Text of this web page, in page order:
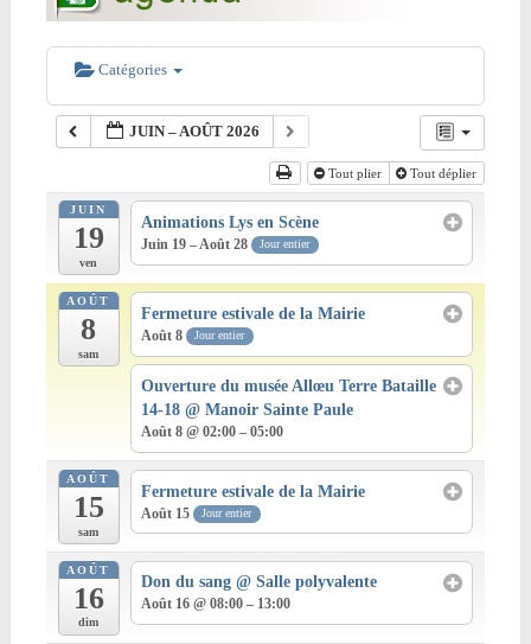
Catégories
JUIN – AOÛT 2026
Tout plier Tout déplier
JUIN
19
ven
Animations Lys en Scène
Juin 19 – Août 28 Jour entier
AOÛT
8
sam
Fermeture estivale de la Mairie
Août 8 Jour entier
Ouverture du musée Allœu Terre Bataille
14-18@ Manoir Sainte Paule
Août 8 @ 02:00 – 05:00
AOÛT
15
sam
Fermeture estivale de la Mairie
Août 15 Jour entier
AOÛT
16
dim
Don du sang@ Salle polyvalente
Août 16 @ 08:00 – 13:00